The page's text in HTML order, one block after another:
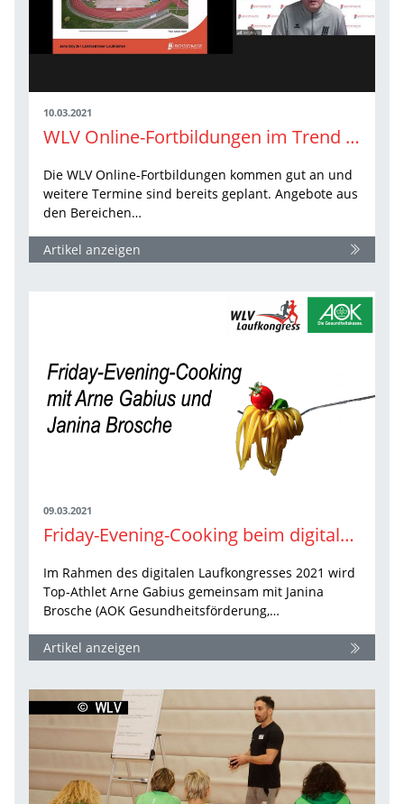
10.03.2021
WLV Online-Fortbildungen im Trend – die nächsten Highlights
Die WLV Online-Fortbildungen kommen gut an und
weitere Termine sind bereits geplant. Angebote aus
den Bereichen…
Artikel anzeigen
09.03.2021
Friday-Evening-Cooking beim digitalen WLV Laufkongress
Im Rahmen des digitalen Laufkongresses 2021 wird
Top-Athlet Arne Gabius gemeinsam mit Janina
Brosche (AOK Gesundheitsförderung,…
Artikel anzeigen